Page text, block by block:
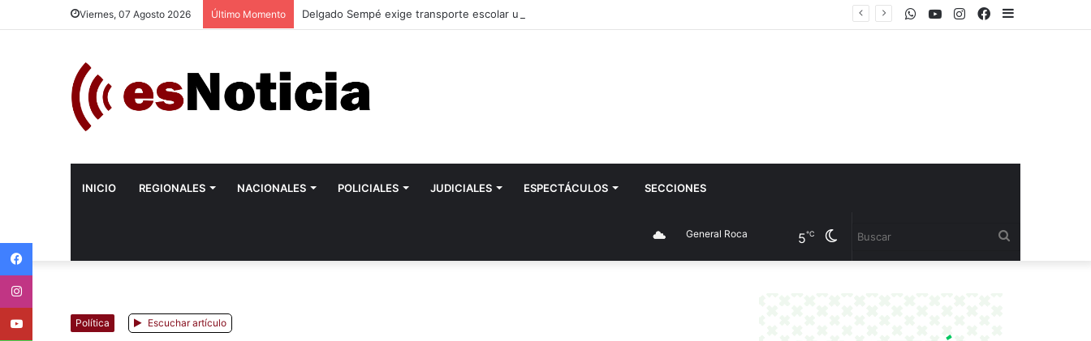
Viernes, 07 Agosto 2026 Último Momento Delgado Sempé exige transporte escolar urgente para la ESRN 106 de Romagnoli y el CET 17 Facebook
Instagram
Youtube
WhatsApp
INICIO REGIONALES NACIONALES POLICIALES JUDICIALES ESPECTÁCULOS SECCIONES
Cambiar
General Roca 5℃
Política Escuchar artículo